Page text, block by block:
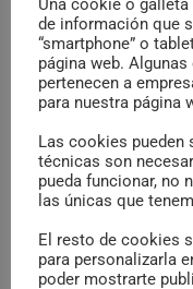
Tendrás que estar
acerquen, a sus
deseadas que se
como muchos
No te extrañe si tu
distante, volverá
habitual e incluso
tenemos un
con su orina
Una cookie o
de información que
“smartphone” o
página web.
pertenecen a
para nuestra página
Las cookies
técnicas son
pueda funcionar, no
las únicas que
El resto de cookies
para personalizarla
poder mostrarte